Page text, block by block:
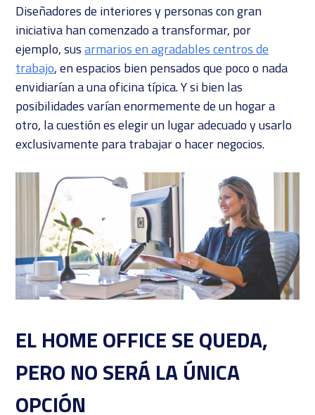
Diseñadores de interiores y personas con gran
iniciativa han comenzado a transformar, por
ejemplo, susarmarios en agradables centros de
trabajo, en espacios bien pensados que poco o nada
envidiarían a una oficina típica. Y si bien las
posibilidades varían enormemente de un hogar a
otro, la cuestión es elegir un lugar adecuado y usarlo
exclusivamente para trabajar o hacer negocios.
EL HOME OFFICE SE QUEDA,
PERO NO SERÁ LA ÚNICA
OPCIÓN